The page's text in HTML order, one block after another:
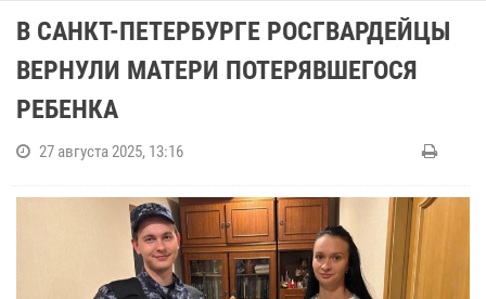
В САНКТ-ПЕТЕРБУРГЕ РОСГВАРДЕЙЦЫ
ВЕРНУЛИ МАТЕРИ ПОТЕРЯВШЕГОСЯ
РЕБЕНКА
27 августа 2025, 13:16